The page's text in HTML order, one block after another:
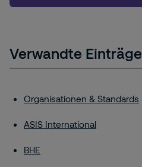
Verwandte Einträge
Organisationen & Standards
ASIS International
BHE